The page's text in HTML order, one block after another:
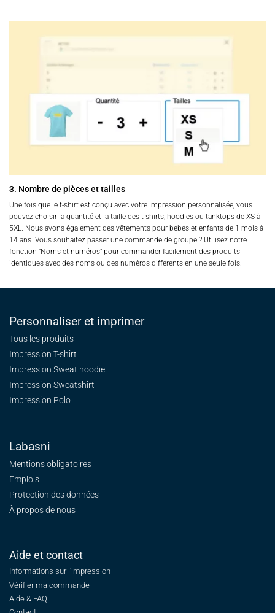
3. Nombre de pièces et tailles
Une fois que le t-shirt est conçu avec votre impression personnalisée, vous
pouvez choisir la quantité et la taille des t-shirts, hoodies ou tanktops de XS à
5XL. Nous avons également des vêtements pour bébés et enfants de 1 mois à
14 ans. Vous souhaitez passer une commande de groupe ? Utilisez notre
fonction "Noms et numéros" pour commander facilement des produits
identiques avec des noms ou des numéros différents en une seule fois.
Personnaliser et imprimer
Tous les produits
Impression T-shirt
Impression Sweat hoodie
Impression Sweatshirt
Impression Polo
Labasni
Mentions obligatoires
Emplois
Protection des données
À propos de nous
Aide et contact
Informations sur l'impression
Vérifier ma commande
Aide & FAQ